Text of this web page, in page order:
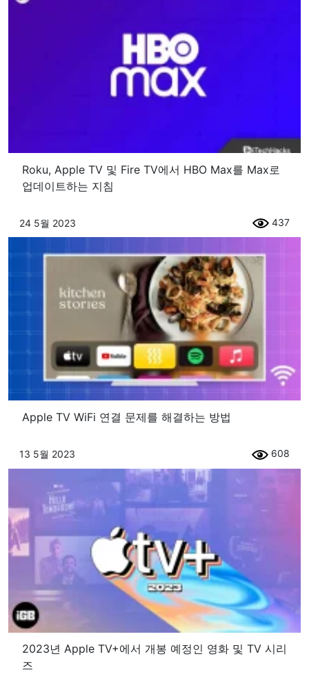
Roku, Apple TV 및 Fire TV에서 HBO Max를 Max로
업데이트하는 지침
24 5월 2023 437
Apple TV WiFi 연결 문제를 해결하는 방법
13 5월 2023 608
2023년 Apple TV+에서 개봉 예정인 영화 및 TV 시리
즈